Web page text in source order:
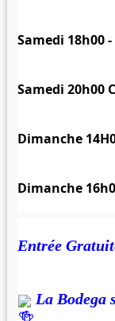
Samedi 18h00
Samedi 20h00
Dimanche
Dimanche
Entrée
La Bodega